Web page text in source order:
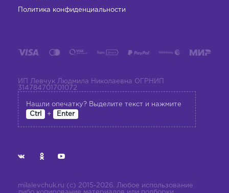
Политика конфиденциальности
ИП Левчук Людмила Николаевна ОГРНИП
314784701701072
Нашли опечатку? Выделите текст и нажмите
Ctrl
+ Enter
milalevchuk.ru (с) 2015-2026. Любое использование